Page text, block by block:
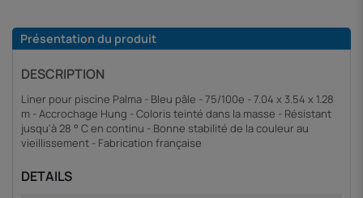
Présentation du produit
DESCRIPTION
Liner pour piscine Palma - Bleu pâle - 75/100e - 7.04 x 3.54 x 1.28
m - Accrochage Hung - Coloris teinté dans la masse - Résistant
jusqu'à 28 ° C en continu - Bonne stabilité de la couleur au
vieillissement - Fabrication française
DETAILS